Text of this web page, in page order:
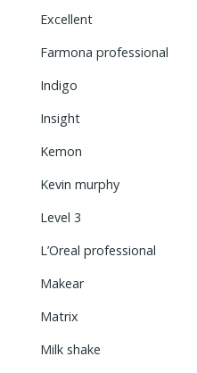
Excellent
Farmona professional
Indigo
Insight
Kemon
Kevin murphy
Level 3
L’Oreal professional
Makear
Matrix
Milk shake